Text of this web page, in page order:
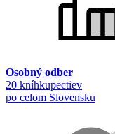
Osobný odber
20 kníhkupectiev
po celom Slovensku